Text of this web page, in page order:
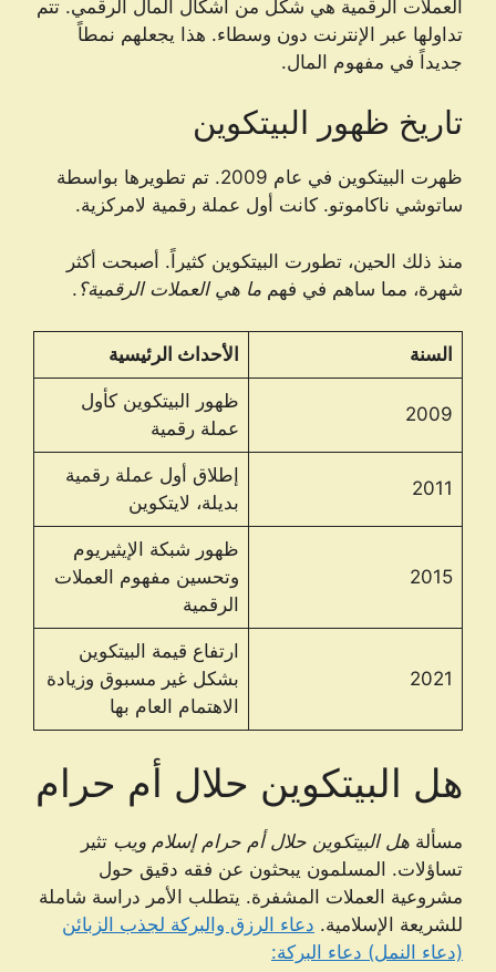
العملات الرقمية هي شكل من أشكال المال الرقمي. تتم
تداولها عبر الإنترنت دون وسطاء. هذا يجعلهم نمطاً
جديداً في مفهوم المال.
تاريخ ظهور البيتكوين
ظهرت البيتكوين في عام 2009. تم تطويرها بواسطة
ساتوشي ناكاموتو. كانت أول عملة رقمية لامركزية.
منذ ذلك الحين، تطورت البيتكوين كثيراً. أصبحت أكثر
شهرة، مما ساهم في فهم ما هي العملات الرقمية؟ .
السنة الأحداث الرئيسية
2009
ظهور البيتكوين كأول
عملة رقمية
2011
إطلاق أول عملة رقمية
بديلة، لايتكوين
2015
ظهور شبكة الإيثيريوم
وتحسين مفهوم العملات
الرقمية
2021
ارتفاع قيمة البيتكوين
بشكل غير مسبوق وزيادة
الاهتمام العام بها
هل البيتكوين حلال أم حرام
مسألة هل البيتكوين حلال أم حرام إسلام ويب تثير
تساؤلات. المسلمون يبحثون عن فقه دقيق حول
مشروعية العملات المشفرة. يتطلب الأمر دراسة شاملة
للشريعة الإسلامية. دعاء الرزق والبركة لجذب الزبائن
(دعاء النمل) دعاء البركة: